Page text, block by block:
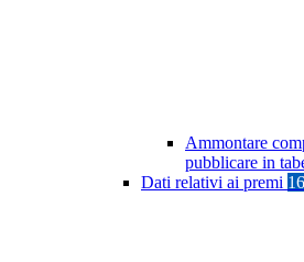
Ammontare
pubblicare in
Dati relativi ai premi 16